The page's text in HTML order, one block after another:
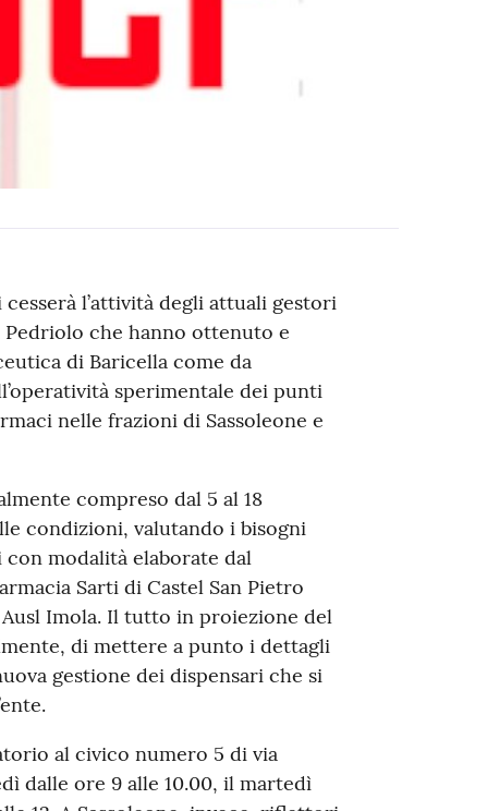
l’attività degli attuali gestori
Pedriolo che hanno ottenuto e
di Baricella come da
sperimentale dei punti
nelle frazioni di Sassoleone e
compreso dal 5 al 18
condizioni, valutando i bisogni
modalità elaborate dal
Sarti di Castel San Pietro
Imola. Il tutto in proiezione del
di mettere a punto i dettagli
gestione dei dispensari che si
al civico numero 5 di via
dalle ore 9 alle 10.00, il martedì